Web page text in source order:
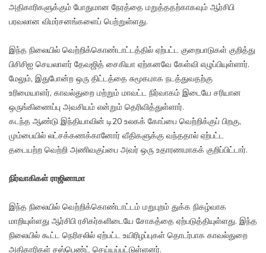
அதிகாரிகளுக்கும் போதுமான நேரத்தை மறுத்ததற்காகவும் ஆர்சிபி
பரவலான விமர்சனங்களைப் பெற்றுள்ளது.
இந்த நிலையில் வெற்றிக்கொண்டாட்டத்தில் ஏற்பட்ட குறைபாடுகள் குறித்து
பிசிசிஐ செயலாளர் தேவஜித் சைகியா ஏற்கனவே கேள்வி எழுப்பியுள்ளார்.
மேலும், இதுபோன்ற ஒரு திட்டத்தை சுமூகமாக நடத்துவதற்கு
உரிமையாளர், காவல்துறை மற்றும் மாவட்ட நிர்வாகம் இடையே சரியான
ஒருங்கிணைப்பு அவசியம் என்றும் தெரிவித்துள்ளார்.
கடந்த ஆண்டு இந்தியாவின் டி20 உலகக் கோப்பை வெற்றிக்குப் பிறகு,
மும்பையில் லட்சக்கணக்கானோர் வீதிகளுக்கு வந்ததால் ஏற்பட்ட
தடையற்ற வெற்றி அணிவகுப்பை அவர் ஒரு உதாரணமாகக் குறிப்பிட்டார்.
நிர்வாகிகள் ராஜினாமா
இந்த நிலையில் வெற்றிக்கொண்டாட்டம் மறுபுறம் துக்க நிகழ்வாக
மாறியுள்ளது ஆர்சிபி ரசிகர்களிடையே சோகத்தை ஏற்படுத்தியுள்ளது. இந்த
நிலையில் கூட்ட நெரிசலில் ஏற்பட்ட உயிரிழப்புகள் தொடர்பாக காவல்துறை
அதிகாரிகள் சஸ்பெண்ட் செய்யப்பட்டுள்ளனர்.